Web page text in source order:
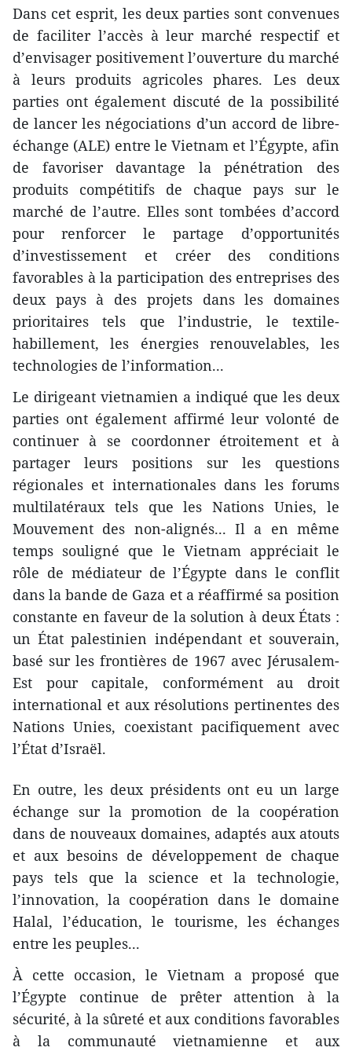
Dans cet esprit, les deux parties sont convenues
de faciliter l’accès à leur marché respectif et
d’envisager positivement l’ouverture du marché
à leurs produits agricoles phares. Les deux
parties ont également discuté de la possibilité
de lancer les négociations d’un accord de libre-
échange (ALE) entre le Vietnam et l’Égypte, afin
de favoriser davantage la pénétration des
produits compétitifs de chaque pays sur le
marché de l’autre. Elles sont tombées d’accord
pour renforcer le partage d’opportunités
d’investissement et créer des conditions
favorables à la participation des entreprises des
deux pays à des projets dans les domaines
prioritaires tels que l’industrie, le textile-
habillement, les énergies renouvelables, les
technologies de l’information...
Le dirigeant vietnamien a indiqué que les deux
parties ont également affirmé leur volonté de
continuer à se coordonner étroitement et à
partager leurs positions sur les questions
régionales et internationales dans les forums
multilatéraux tels que les Nations Unies, le
Mouvement des non-alignés... Il a en même
temps souligné que le Vietnam appréciait le
rôle de médiateur de l’Égypte dans le conflit
dans la bande de Gaza et a réaffirmé sa position
constante en faveur de la solution à deux États :
un État palestinien indépendant et souverain,
basé sur les frontières de 1967 avec Jérusalem-
Est pour capitale, conformément au droit
international et aux résolutions pertinentes des
Nations Unies, coexistant pacifiquement avec
l’État d’Israël.
En outre, les deux présidents ont eu un large
échange sur la promotion de la coopération
dans de nouveaux domaines, adaptés aux atouts
et aux besoins de développement de chaque
pays tels que la science et la technologie,
l’innovation, la coopération dans le domaine
Halal, l’éducation, le tourisme, les échanges
entre les peuples...
À cette occasion, le Vietnam a proposé que
l’Égypte continue de prêter attention à la
sécurité, à la sûreté et aux conditions favorables
à la communauté vietnamienne et aux